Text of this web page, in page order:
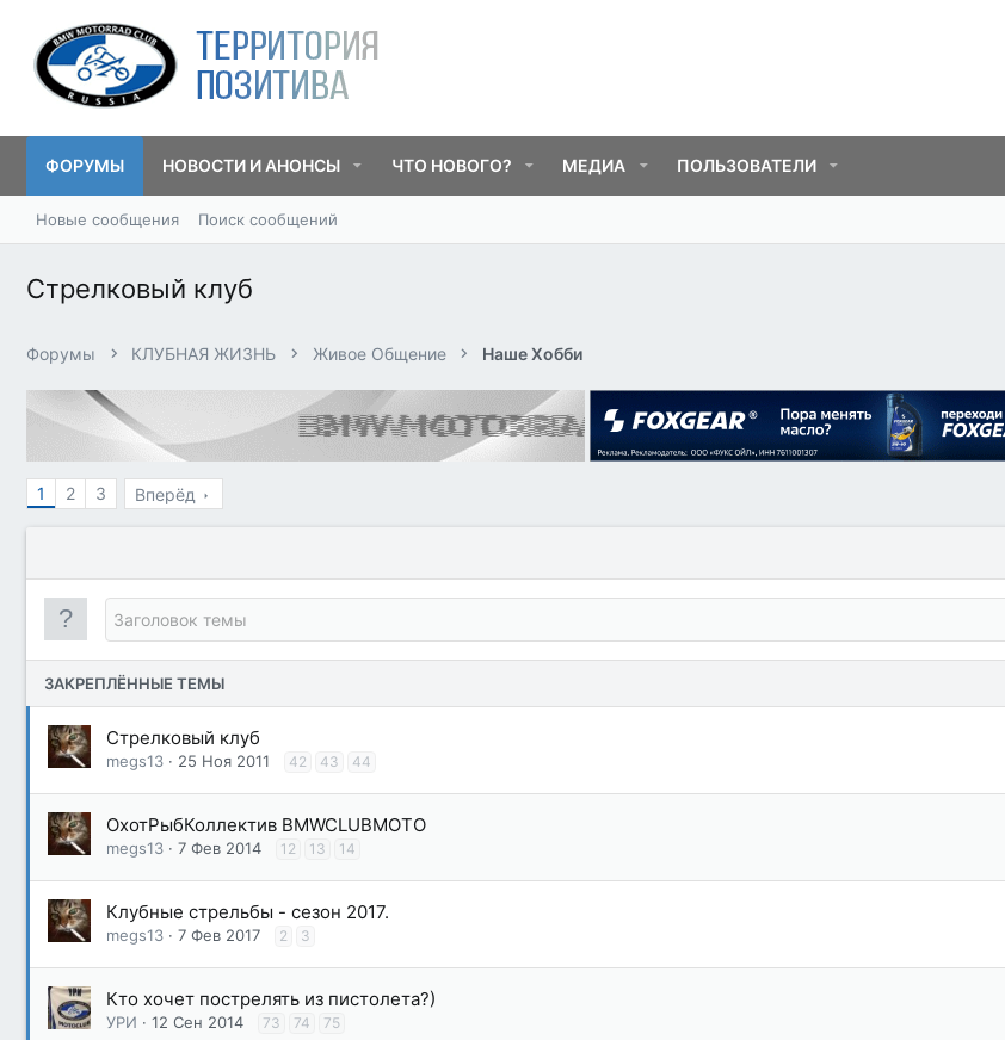
ФОРУМЫ НОВОСТИ И АНОНСЫ ЧТО НОВОГО? МЕДИА ПОЛЬЗОВАТЕЛИ
Новые сообщения Поиск сообщений
Стрелковый клуб
Форумы КЛУБНАЯ ЖИЗНЬ Живое Общение Наше Хобби
1 2 3 Вперёд
ЗАКРЕПЛЁННЫЕ ТЕМЫ
Стрелковый клуб
megs13 25 Ноя 2011 42 43 44
ОхотРыбКоллектив BMWCLUBMOTO
megs13 7 Фев 2014 12 13 14
Клубные стрельбы - сезон 2017.
megs13 7 Фев 2017 2 3
Кто хочет пострелять из пистолета?)
УРИ 12 Сен 2014 73 74 75